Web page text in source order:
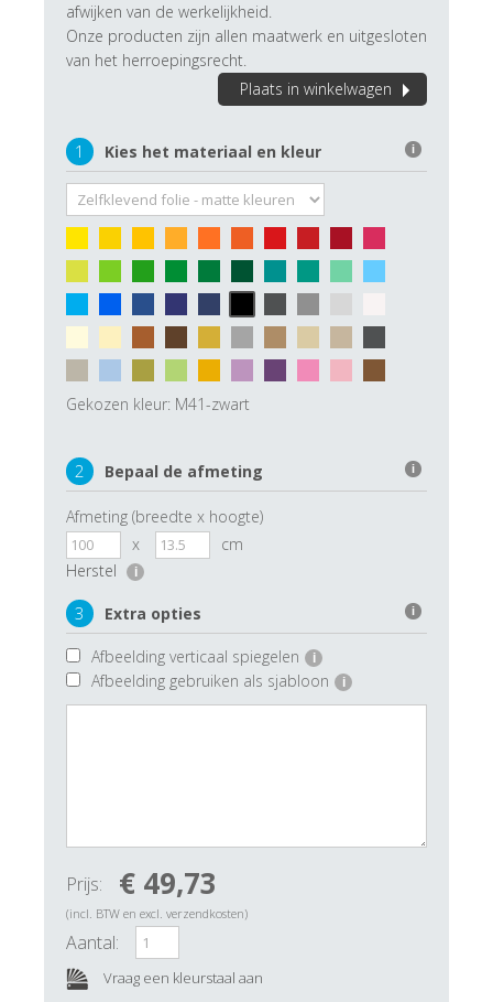
afwijken van de werkelijkheid.
Onze producten zijn allen maatwerk en uitgesloten
van het herroepingsrecht.
Plaats in winkelwagen
1 Kies het materiaal en kleur i
Gekozen kleur: M41-zwart
2 Bepaal de afmeting i
Afmeting (breedte x hoogte)
x
cm
Herstel
i
3 Extra opties i
Afbeelding verticaal spiegelen i
Afbeelding gebruiken als sjabloon i
Prijs: € 49,73
(incl. BTW en excl. verzendkosten)
Aantal:
Vraag een kleurstaal aan